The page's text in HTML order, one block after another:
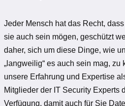
Jeder Mensch hat das Recht,
sie auch sein mögen, geschützt
daher, sich um diese Dinge, wie
„langweilig“ es auch sein mag, zu
unsere Erfahrung und Expertise
Mitglieder der IT Security Experts
Verfügung, damit auch für Sie